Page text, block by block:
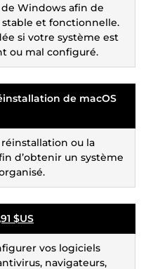
Windows afin de
et fonctionnelle.
si votre système est
ou mal configuré.
de macOS
ou la
d’obtenir un système
$US
vos logiciels
navigateurs,